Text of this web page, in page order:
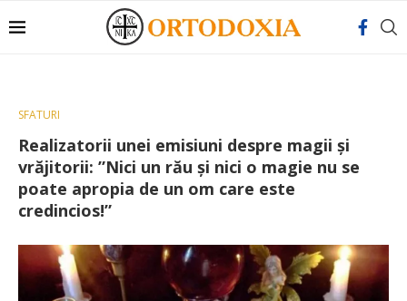
SFATURI
Realizatorii unei emisiuni despre magii şi
vrăjitorii: ”Nici un rău şi nici o magie nu se
poate apropia de un om care este
credincios!”